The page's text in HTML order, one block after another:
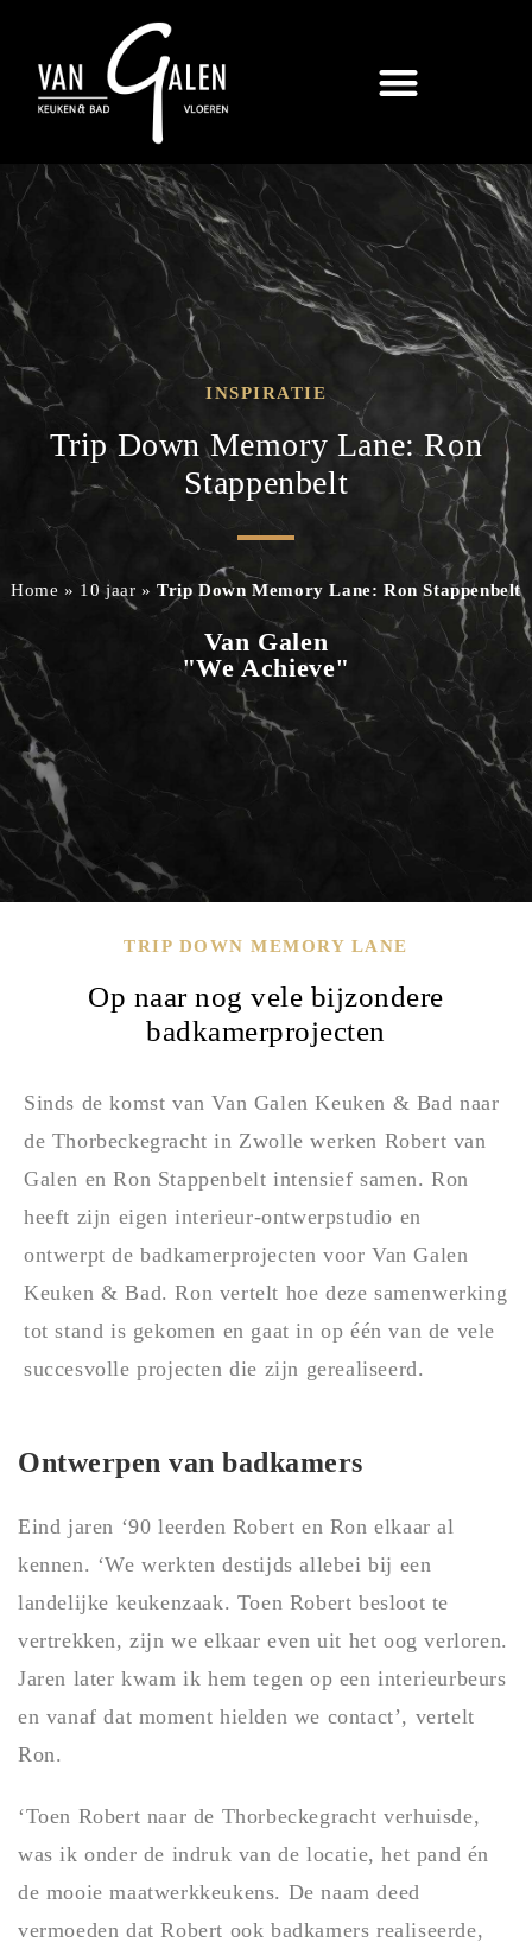
INSPIRATIE
Trip Down Memory Lane: Ron
Stappenbelt
Home » 10 jaar »Trip Down Memory Lane: Ron Stappenbelt
Van Galen
"We Achieve"
TRIP DOWN MEMORY LANE
Op naar nog vele bijzondere
badkamerprojecten
Sinds de komst van Van Galen Keuken & Bad naar
de Thorbeckegracht in Zwolle werken Robert van
Galen en Ron Stappenbelt intensief samen. Ron
heeft zijn eigen interieur-ontwerpstudio en
ontwerpt de badkamerprojecten voor Van Galen
Keuken & Bad. Ron vertelt hoe deze samenwerking
tot stand is gekomen en gaat in op één van de vele
succesvolle projecten die zijn gerealiseerd.
Ontwerpen van badkamers
Eind jaren ‘90 leerden Robert en Ron elkaar al
kennen. ‘We werkten destijds allebei bij een
landelijke keukenzaak. Toen Robert besloot te
vertrekken, zijn we elkaar even uit het oog verloren.
Jaren later kwam ik hem tegen op een interieurbeurs
en vanaf dat moment hielden we contact’, vertelt
Ron.
‘Toen Robert naar de Thorbeckegracht verhuisde,
was ik onder de indruk van de locatie, het pand én
de mooie maatwerkkeukens. De naam deed
vermoeden dat Robert ook badkamers realiseerde,